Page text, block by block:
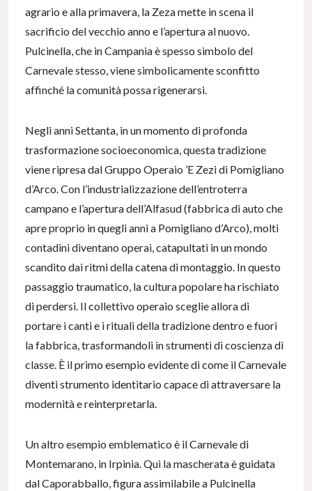
agrario e alla primavera, la Zeza mette in scena il
sacrificio del vecchio anno e l’apertura al nuovo.
Pulcinella, che in Campania è spesso simbolo del
Carnevale stesso, viene simbolicamente sconfitto
affinché la comunità possa rigenerarsi.
Negli anni Settanta, in un momento di profonda
trasformazione socioeconomica, questa tradizione
viene ripresa dal Gruppo Operaio ’E Zezi di Pomigliano
d’Arco. Con l’industrializzazione dell’entroterra
campano e l’apertura dell’Alfasud (fabbrica di auto che
apre proprio in quegli anni a Pomigliano d’Arco), molti
contadini diventano operai, catapultati in un mondo
scandito dai ritmi della catena di montaggio. In questo
passaggio traumatico, la cultura popolare ha rischiato
di perdersi. Il collettivo operaio sceglie allora di
portare i canti e i rituali della tradizione dentro e fuori
la fabbrica, trasformandoli in strumenti di coscienza di
classe. È il primo esempio evidente di come il Carnevale
diventi strumento identitario capace di attraversare la
modernità e reinterpretarla.
Un altro esempio emblematico è il Carnevale di
Montemarano, in Irpinia. Qui la mascherata è guidata
dal Caporabballo, figura assimilabile a Pulcinella